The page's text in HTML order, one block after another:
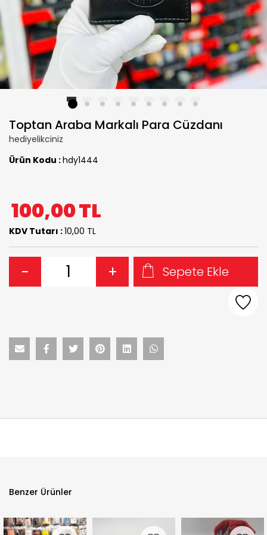
2 3 4 5 6 7 8 9
Toptan Araba Markalı Para Cüzdanı
hediyelikciniz
Ürün Kodu :hdy1444
100,00TL
KDV Tutarı :10,00 TL
- + Sepete Ekle
Benzer Ürünler